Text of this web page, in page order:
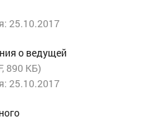
25.10.2017
о ведущей
, 890 КБ)
25.10.2017